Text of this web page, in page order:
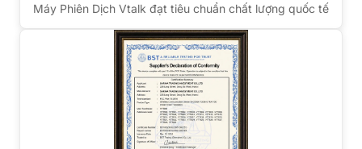
Máy Phiên Dịch Vtalk đạt tiêu chuẩn chất lượng quốc tế